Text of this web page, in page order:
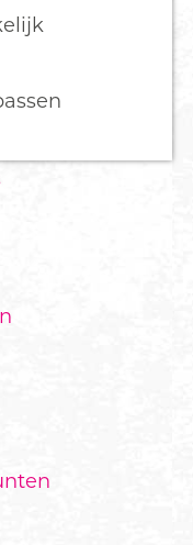
24
de Duitse
zich dan de